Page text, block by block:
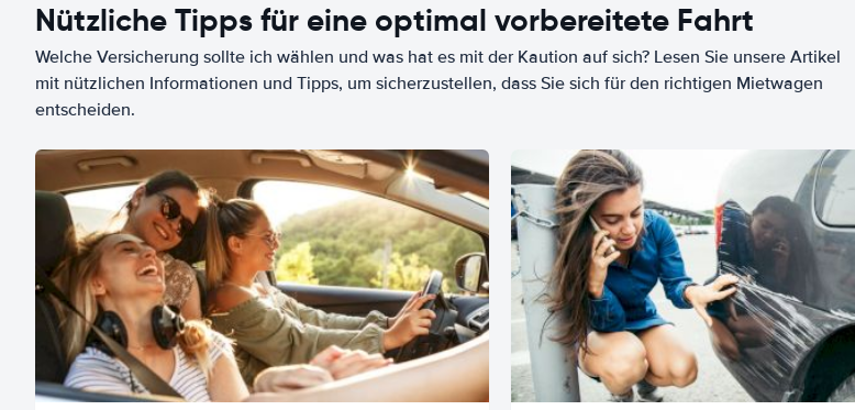
Nützliche Tipps für eine optimal vorbereitete Fahrt
Welche Versicherung sollte ich wählen und was hat es mit der Kaution auf sich? Lesen Sie unsere Artikel
mit nützlichen Informationen und Tipps, um sicherzustellen, dass Sie sich für den richtigen Mietwagen
entscheiden.